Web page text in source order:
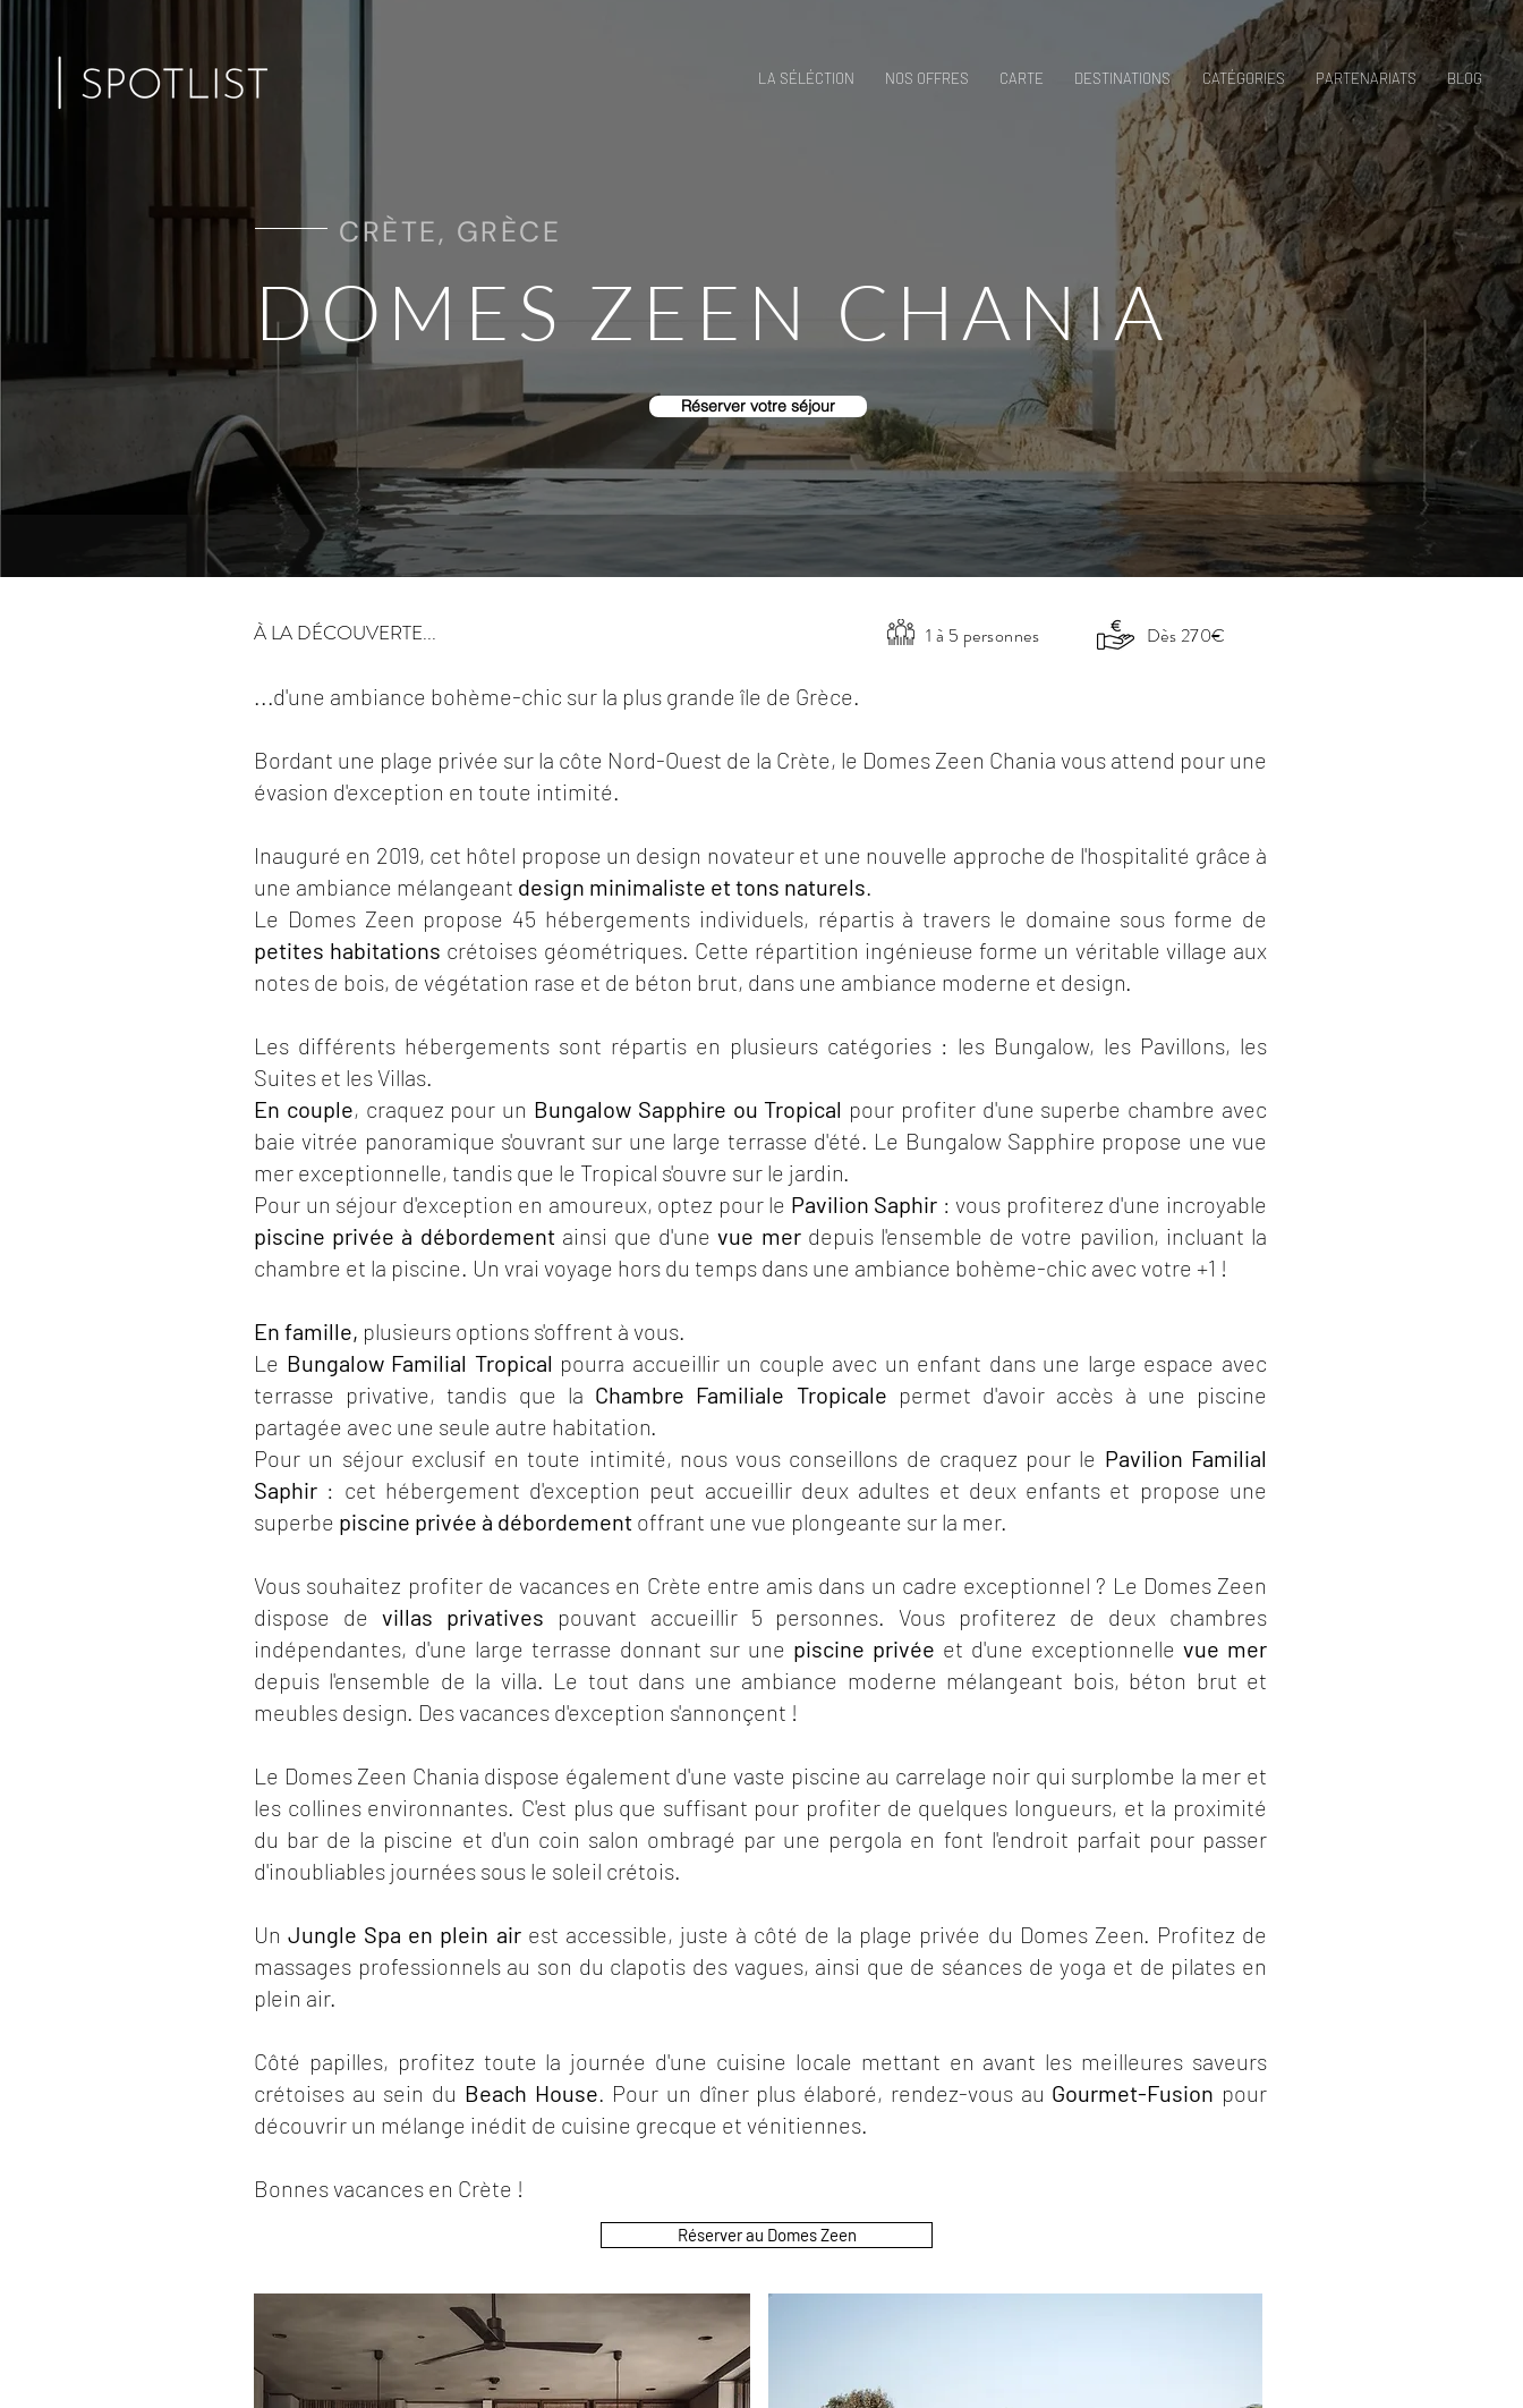
LA SÉLÉCTION NOS OFFRES CARTE DESTINATIONS CATÉGORIES PARTENARIATS BLOG
CRÈTE, GRÈCE
DOMES ZEEN CHANIA
Réserver votre séjour
À LA DÉCOUVERTE... 1 à 5 personnes Dès 270€
...d'une ambiance bohème-chic sur la plus grande île de Grèce.
Bordant une plage privée sur la côte Nord-Ouest de la Crète, le Domes Zeen Chania vous attend pour une
évasion d'exception en toute intimité.
Inauguré en 2019, cet hôtel propose un design novateur et une nouvelle approche de l'hospitalité grâce à
une ambiance mélangeant design minimaliste et tons naturels.
Le Domes Zeen propose 45 hébergements individuels, répartis à travers le domaine sous forme de
petites habitations crétoises géométriques. Cette répartition ingénieuse forme un véritable village aux
notes de bois, de végétation rase et de béton brut, dans une ambiance moderne et design.
Les différents hébergements sont répartis en plusieurs catégories : les Bungalow, les Pavillons, les
Suites et les Villas.
En couple, craquez pour un Bungalow Sapphire ou Tropical pour profiter d'une superbe chambre avec
baie vitrée panoramique s'ouvrant sur une large terrasse d'été. Le Bungalow Sapphire propose une vue
mer exceptionnelle, tandis que le Tropical s'ouvre sur le jardin.
Pour un séjour d'exception en amoureux, optez pour le Pavilion Saphir : vous profiterez d'une incroyable
piscine privée à débordement ainsi que d'unevue mer depuis l'ensemble de votre pavilion, incluant la
chambre et la piscine. Un vrai voyage hors du temps dans une ambiance bohème-chic avec votre +1 !
En famille, plusieurs options s'offrent à vous.
Le Bungalow Familial Tropical pourra accueillir un couple avec un enfant dans une large espace avec
terrasse privative, tandis que la Chambre Familiale Tropicale permet d'avoir accès à une piscine
partagée avec une seule autre habitation.
Pour un séjour exclusif en toute intimité, nous vous conseillons de craquez pour le Pavilion Familial
Saphir : cet hébergement d'exception peut accueillir deux adultes et deux enfants et propose une
superbe piscine privée à débordement offrant une vue plongeante sur la mer.
Vous souhaitez profiter de vacances en Crète entre amis dans un cadre exceptionnel ? Le Domes Zeen
dispose de villas privatives pouvant accueillir 5 personnes. Vous profiterez de deux chambres
indépendantes, d'une large terrasse donnant sur une piscine privée et d'une exceptionnelle vue mer
depuis l'ensemble de la villa. Le tout dans une ambiance moderne mélangeant bois, béton brut et
meubles design. Des vacances d'exception s'annonçent !
Le Domes Zeen Chania dispose également d'une vaste piscine au carrelage noir qui surplombe la mer et
les collines environnantes. C'est plus que suffisant pour profiter de quelques longueurs, et la proximité
du bar de la piscine et d'un coin salon ombragé par une pergola en font l'endroit parfait pour passer
d'inoubliables journées sous le soleil crétois.
UnJungle Spa en plein airest accessible, juste à côté de la plage privée du Domes Zeen. Profitez de
massages professionnels au son du clapotis des vagues, ainsi que de séances de yoga et de pilates en
plein air.
Côté papilles, profitez toute la journée d'une cuisine locale mettant en avant les meilleures saveurs
crétoises au sein du Beach House. Pour un dîner plus élaboré, rendez-vous au Gourmet-Fusion pour
découvrir un mélange inédit de cuisine grecque et vénitiennes.
Bonnes vacances en Crète !
Réserver au Domes Zeen